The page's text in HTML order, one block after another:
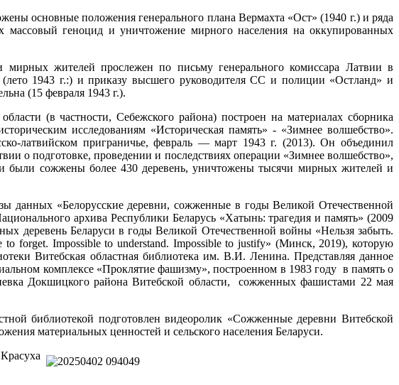
основные положения генерального плана Вермахта «Ост» (1940 г.) и ряда
массовый геноцид и уничтожение мирного населения на оккупированных
мирных жителей прослежен по письму генерального комиссара Латвии в
(лето 1943 г.:) и приказу высшего руководителя СС и полиции «Остланд» и
(15 февраля 1943 г.).
(в частности, Себежского района) построен на материалах сборника
исследованиям «Историческая память» - «Зимнее волшебство».
латвийском приграничье, февраль — март 1943 г. (2013). Он объединил
о подготовке, проведении и последствиях операции «Зимнее волшебство»,
были сожжены более 430 деревень, уничтожены тысячи мирных жителей и
данных «Белорусские деревни, сожженные в годы Великой Отечественной
архива Республики Беларусь «Хатынь: трагедия и память» (2009
деревень Беларуси в годы Великой Отечественной войны «Нельзя забыть.
to forget. Impossible to understand. Impossible to justify» (Минск, 2019), которую
Витебская областная библиотека им. В.И. Ленина. Представляя данное
комплексе «Проклятие фашизму», построенном в 1983 году в память о
Докшицкого района Витебской области, сожженных фашистами 22 мая
библиотекой подготовлен видеоролик «Сожженные деревни Витебской
материальных ценностей и сельского населения Беларуси.